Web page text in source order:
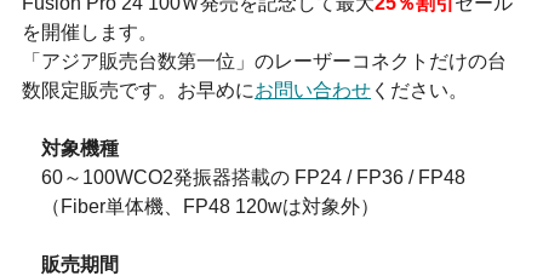
を開催します。
「アジア販売台数第一位」のレーザーコネクトだけの台
数限定販売です。お早めにお問い合わせ ください。
対象機種
60～100WCO2発振器搭載の FP24 / FP36 / FP48
（Fiber単体機、FP48 120wは対象外）
販売期間